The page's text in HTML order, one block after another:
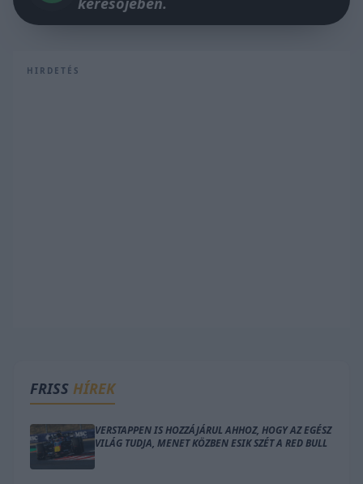
HIRDETÉS
FRISS HÍREK
VERSTAPPEN IS HOZZÁJÁRUL AHHOZ, HOGY AZ EGÉSZ
VILÁG TUDJA, MENET KÖZBEN ESIK SZÉT A RED BULL